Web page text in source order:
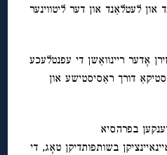
לעטלאַנד און דער ליטווינער
אָדער ריינוואַשן די עפנטלעכע
דורך ראַסיסטישע און
בפרהסיא
בשותפותדיקן טאָג, די